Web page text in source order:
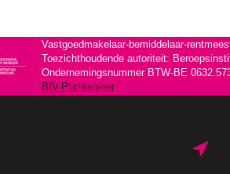
Vastgoedmakelaar-bemiddelaar-
Toezichthoudende autoriteit:
Ondernemingsnummer BTW-BE
BIV-Plichtenleer